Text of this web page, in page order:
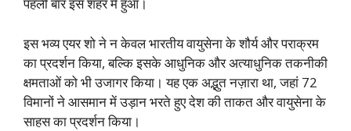
पहली बार इस शहर में हुआ।
इस भव्य एयर शो ने न केवल भारतीय वायुसेना के शौर्य और पराक्रम
का प्रदर्शन किया, बल्कि इसके आधुनिक और अत्याधुनिक तकनीकी
क्षमताओं को भी उजागर किया। यह एक अद्भुत नज़ारा था, जहां 72
विमानों ने आसमान में उड़ान भरते हुए देश की ताकत और वायुसेना के
साहस का प्रदर्शन किया।